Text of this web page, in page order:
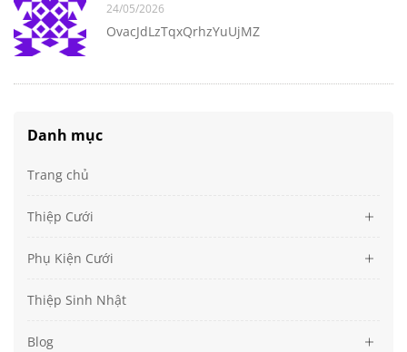
24/05/2026
OvacJdLzTqxQrhzYuUjMZ
Danh mục
Trang chủ
Thiệp Cưới
Phụ Kiện Cưới
Thiệp Sinh Nhật
Blog